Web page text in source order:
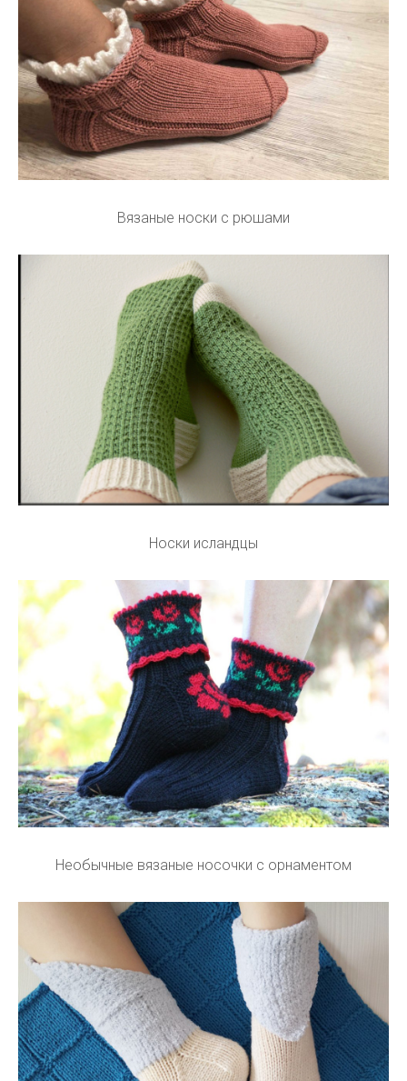
Вязаные носки с рюшами
Носки исландцы
Необычные вязаные носочки с орнаментом